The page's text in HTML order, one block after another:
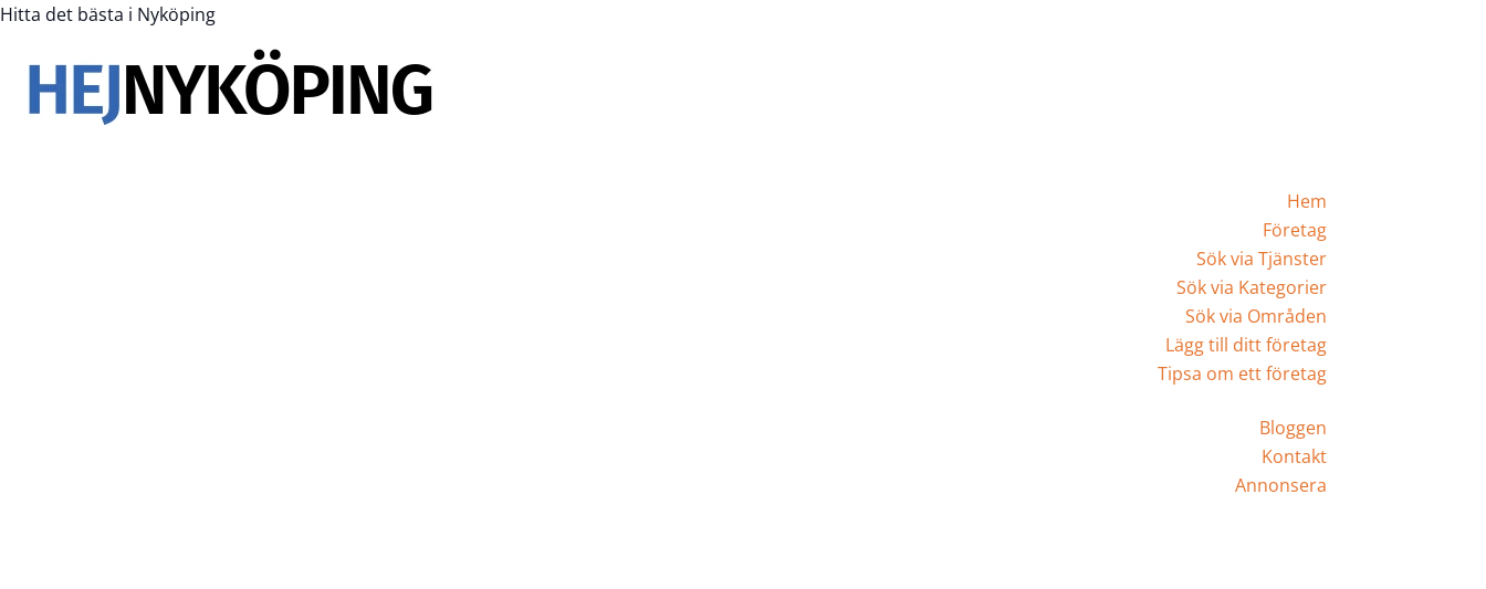
Hitta det bästa i Nyköping
Hem
Företag
Sök via Tjänster
Sök via Kategorier
Sök via Områden
Lägg till ditt företag
Tipsa om ett företag
Bloggen
Kontakt
Annonsera